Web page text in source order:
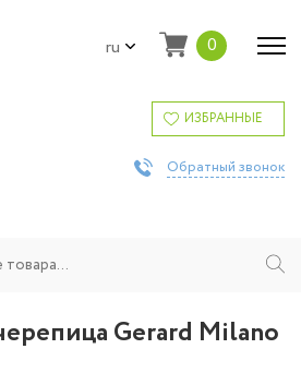
ru 0
ИЗБРАННЫЕ
Обратный звонок
Gerard Milano